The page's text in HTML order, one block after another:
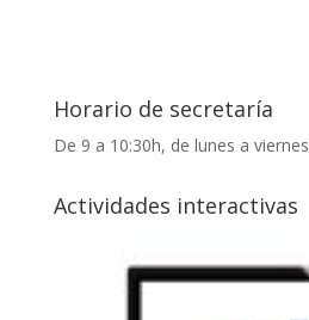
Horario de secretaría
De 9 a 10:30h, de lunes a viernes
Actividades interactivas